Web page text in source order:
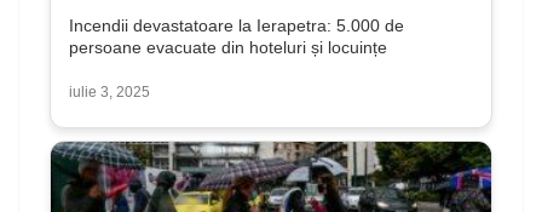
Incendii devastatoare la Ierapetra: 5.000 de
persoane evacuate din hoteluri și locuințe
iulie 3, 2025